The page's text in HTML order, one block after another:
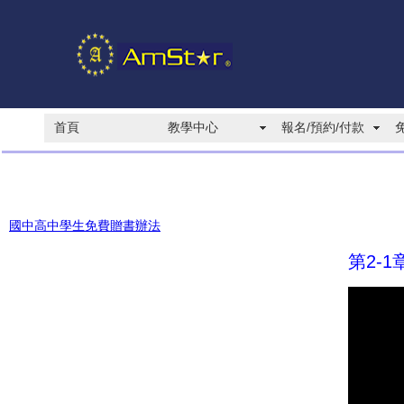
首頁 教學中心 報名/預約/付款
國中高中學生免費贈書辦法
第2-1